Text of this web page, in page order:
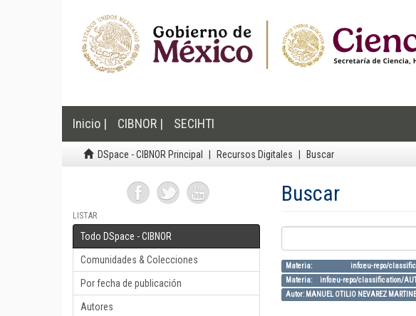
Inicio | CIBNOR | SECIHTI
DSpace - CIBNOR Principal Recursos Digitales Buscar
LISTAR
Todo DSpace - CIBNOR
Comunidades & Colecciones
Por fecha de publicación
Autores
Buscar
Materia: info:eu-
Materia: info:eu-repo/
Autor: MANUEL OTILIO NEVAREZ